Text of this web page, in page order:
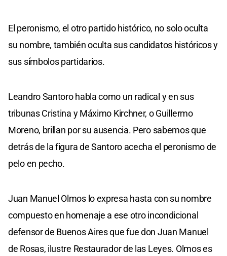
El peronismo, el otro partido histórico, no solo oculta
su nombre, también oculta sus candidatos históricos y
sus símbolos partidarios.
Leandro Santoro habla como un radical y en sus
tribunas Cristina y Máximo Kirchner, o Guillermo
Moreno, brillan por su ausencia. Pero sabemos que
detrás de la figura de Santoro acecha el peronismo de
pelo en pecho.
Juan Manuel Olmos lo expresa hasta con su nombre
compuesto en homenaje a ese otro incondicional
defensor de Buenos Aires que fue don Juan Manuel
de Rosas, ilustre Restaurador de las Leyes. Olmos es